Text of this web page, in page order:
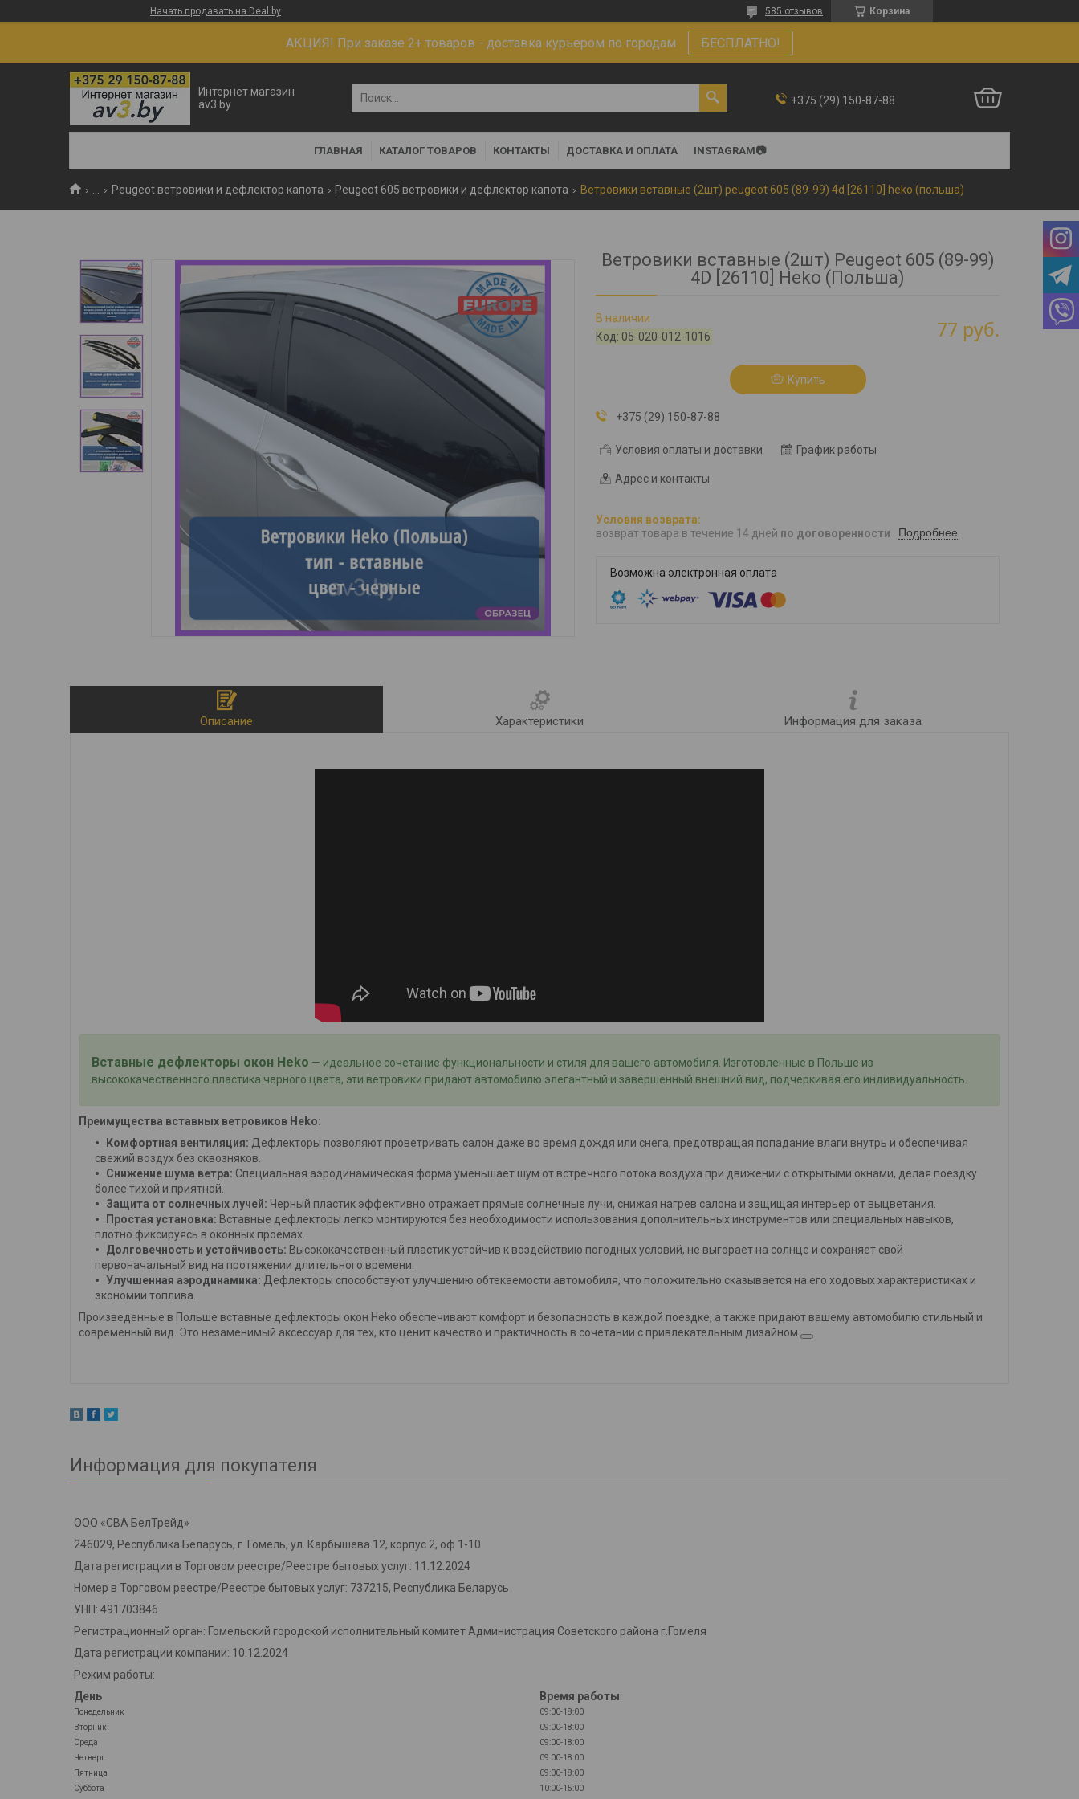
Начать продавать на Deal.by Корзина
585 отзывов
АКЦИЯ! При заказе 2+ товаров - доставка курьером по городам БЕСПЛАТНО!
Интернет магазин
av3.by
+375 (29) 150-87-88
ГЛАВНАЯ КАТАЛОГ ТОВАРОВ КОНТАКТЫ ДОСТАВКА И ОПЛАТА INSTAGRAM📷
Peugeot ветровики и дефлектор капота Peugeot 605 ветровики и дефлектор капота Ветровики вставные (2шт) peugeot 605 (89-99) 4d [26110] heko (польша)
Ветровики вставные (2шт) Peugeot 605 (89-99)
4D [26110] Heko (Польша)
В наличии
Код: 05-020-012-1016 77 руб.
Купить
+375 (29) 150-87-88
Условия оплаты и доставки График работы
Адрес и контакты
возврат товара в течение 14 дней по договоренности Подробнее
Описание Характеристики Информация для заказа
Вставные дефлекторы окон Heko — идеальное сочетание функциональности и стиля для вашего автомобиля. Изготовленные в Польше из
высококачественного пластика черного цвета, эти ветровики придают автомобилю элегантный и завершенный внешний вид, подчеркивая его индивидуальность.
Преимущества вставных ветровиков Heko:
Комфортная вентиляция: Дефлекторы позволяют проветривать салон даже во время дождя или снега, предотвращая попадание влаги внутрь и обеспечивая
свежий воздух без сквозняков.
Снижение шума ветра: Специальная аэродинамическая форма уменьшает шум от встречного потока воздуха при движении с открытыми окнами, делая поездку
более тихой и приятной.
Защита от солнечных лучей: Черный пластик эффективно отражает прямые солнечные лучи, снижая нагрев салона и защищая интерьер от выцветания.
Простая установка: Вставные дефлекторы легко монтируются без необходимости использования дополнительных инструментов или специальных навыков,
плотно фиксируясь в оконных проемах.
Долговечность и устойчивость: Высококачественный пластик устойчив к воздействию погодных условий, не выгорает на солнце и сохраняет свой
первоначальный вид на протяжении длительного времени.
Улучшенная аэродинамика: Дефлекторы способствуют улучшению обтекаемости автомобиля, что положительно сказывается на его ходовых характеристиках и
экономии топлива.
Произведенные в Польше вставные дефлекторы окон Heko обеспечивают комфорт и безопасность в каждой поездке, а также придают вашему автомобилю стильный и
современный вид. Это незаменимый аксессуар для тех, кто ценит качество и практичность в сочетании с привлекательным дизайном.
Информация для покупателя
ООО «СВА БелТрейд»
246029, Республика Беларусь, г. Гомель, ул. Карбышева 12, корпус 2, оф 1-10
Дата регистрации в Торговом реестре/Реестре бытовых услуг: 11.12.2024
Номер в Торговом реестре/Реестре бытовых услуг: 737215, Республика Беларусь
УНП: 491703846
Регистрационный орган: Гомельский городской исполнительный комитет Администрация Советского района г.Гомеля
Дата регистрации компании: 10.12.2024
Режим работы:
День
Время работы
Понедельник
09:00-18:00
Вторник
09:00-18:00
Среда
09:00-18:00
Четверг
09:00-18:00
Пятница
09:00-18:00
Суббота
10:00-15:00